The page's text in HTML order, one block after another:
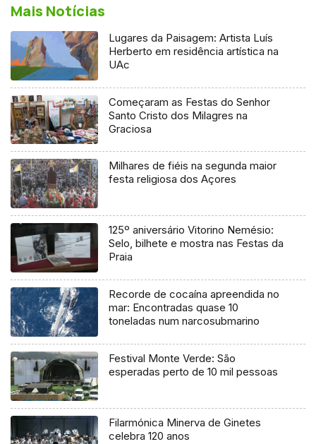
Mais Notícias
Lugares da Paisagem: Artista Luís
Herberto em residência artística na
UAc
Começaram as Festas do Senhor
Santo Cristo dos Milagres na
Graciosa
Milhares de fiéis na segunda maior
festa religiosa dos Açores
125º aniversário Vitorino Nemésio:
Selo, bilhete e mostra nas Festas da
Praia
Recorde de cocaína apreendida no
mar: Encontradas quase 10
toneladas num narcosubmarino
Festival Monte Verde: São
esperadas perto de 10 mil pessoas
Filarmónica Minerva de Ginetes
celebra 120 anos